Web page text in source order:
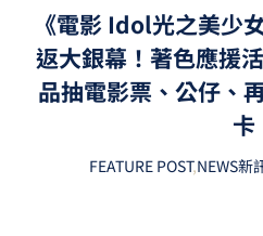
《電影 Idol光之美少
返大銀幕！著色應援
品抽電影票、公仔、
卡
FEATURE POST,NEWS新